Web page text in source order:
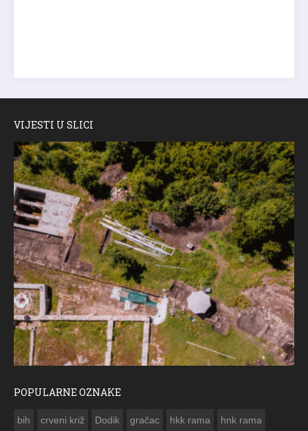
VIJESTI U SLICI
POPULARNE OZNAKE
bih crveni križ Dodik gračac hkk rama hnk rama